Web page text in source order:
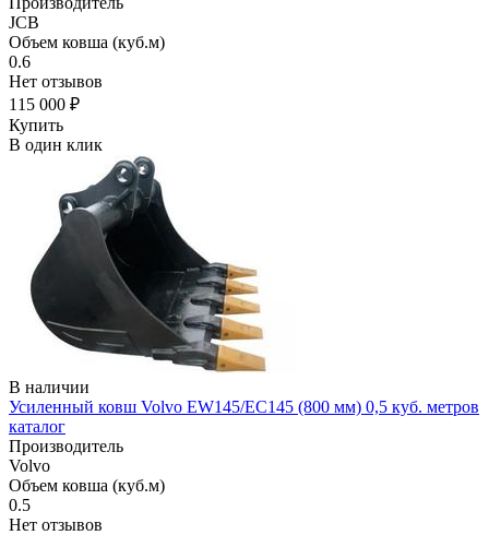
JCB
Объем ковша (куб.м)
0.6
Нет отзывов
115 000 ₽
Купить
В один клик
В наличии
Усиленный ковш Volvo EW145/EC145 (800 мм) 0,5 куб. метров
каталог
Производитель
Volvo
Объем ковша (куб.м)
0.5
Нет отзывов